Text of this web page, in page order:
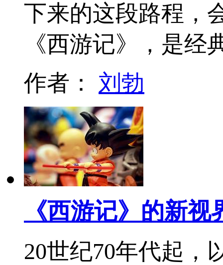
下来的这段路程，
《西游记》，是经
作者： 刘勃
《西游记》的新视
20世纪70年代起，